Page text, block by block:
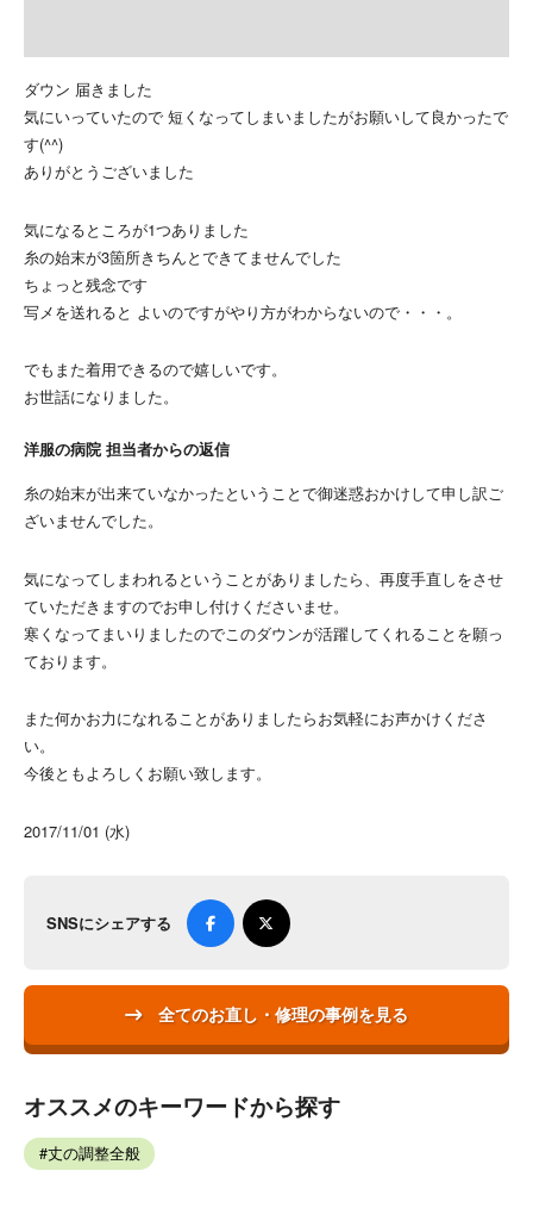
ダウン 届きました
気にいっていたので 短くなってしまいましたがお願いして良かったで
す(^^)
ありがとうございました
気になるところが1つありました
糸の始末が3箇所きちんとできてませんでした
ちょっと残念です
写メを送れると よいのですがやり方がわからないので・・・。
でもまた着用できるので嬉しいです。
お世話になりました。
洋服の病院 担当者からの返信
糸の始末が出来ていなかったということで御迷惑おかけして申し訳ご
ざいませんでした。
気になってしまわれるということがありましたら、再度手直しをさせ
ていただきますのでお申し付けくださいませ。
寒くなってまいりましたのでこのダウンが活躍してくれることを願っ
ております。
また何かお力になれることがありましたらお気軽にお声かけくださ
い。
今後ともよろしくお願い致します。
2017/11/01 (水)
SNSにシェアする
全てのお直し・修理の事例を見る
オススメのキーワードから探す
丈の調整全般